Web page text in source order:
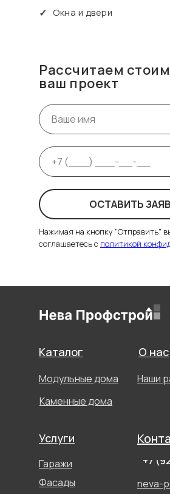
✓ Окна и двери
Рассчитаем
ваш проект
ОСТАВИТЬ
Нажимая на кнопку "Отправить"
соглашаетесь с политикой
Наши
О нас
neva-
+7
Гаражи
Услуги
Фасады
Каталог
Модульные дома
Каменные дома